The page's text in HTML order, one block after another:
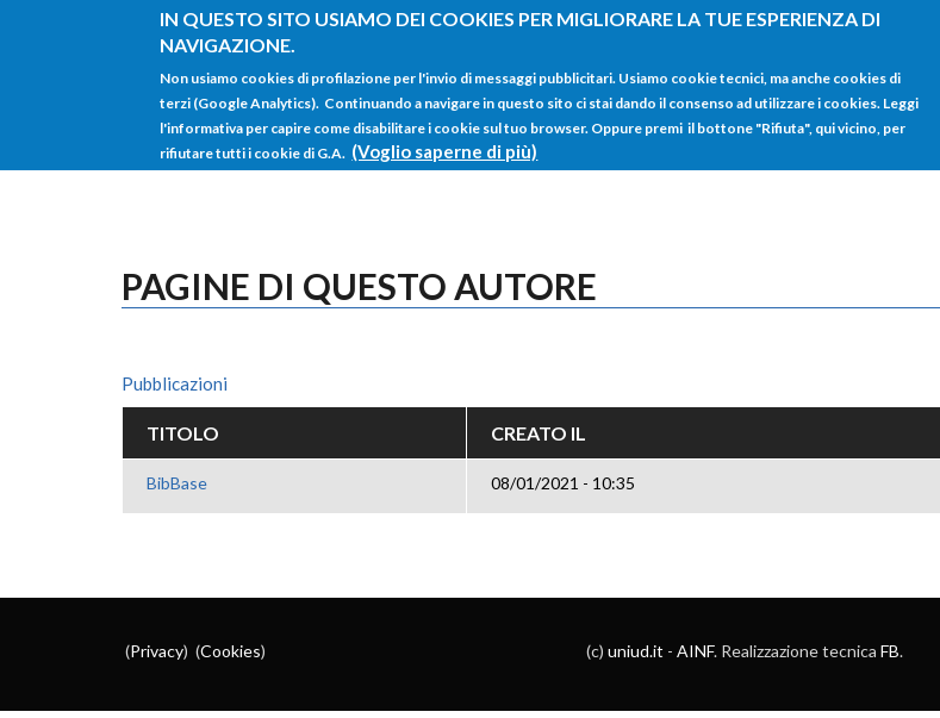
IN QUESTO SITO USIAMO DEI COOKIES PER MIGLIORARE LA TUE ESPERIENZA DI
NAVIGAZIONE.
Non usiamo cookies di profilazione per l'invio di messaggi pubblicitari. Usiamo cookie tecnici, ma anche cookies di
terzi (Google Analytics). Continuando a navigare in questo sito ci stai dando il consenso ad utilizzare i cookies. Leggi
l'informativa per capire come disabilitare i cookie sul tuo browser. Oppure premi il bottone "Rifiuta", qui vicino, per
rifiutare tutti i cookie di G.A. (Voglio saperne di più)
Salta al contenuto principale
HOME
PAGINE DI QUESTO AUTORE
Pubblicazioni
TITOLO CREATO IL
BibBase 08/01/2021 - 10:35
(Privacy) (Cookies) (c) uniud.it - AINF. Realizzazione tecnica FB.